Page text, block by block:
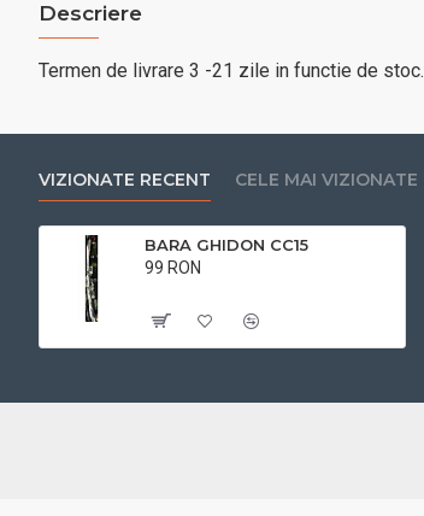
Descriere
Termen de livrare 3 -21 zile in functie de stoc.
VIZIONATE RECENT CELE MAI VIZIONATE
BARA GHIDON CC15
99 RON